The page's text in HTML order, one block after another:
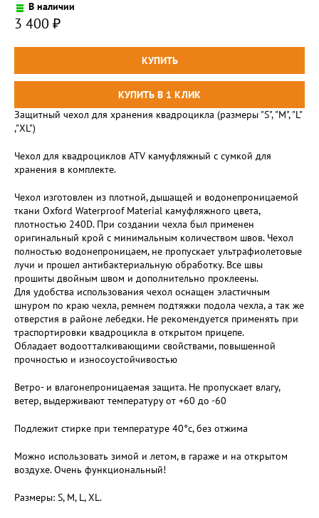
В наличии
3 400 ₽
Защитный чехол для хранения квадроцикла (размеры "S", "М", "L"
,"XL")
Чехол для квадроциклов ATV камуфляжный с сумкой для
хранения в комплекте.
Чехол изготовлен из плотной, дышащей и водонепроницаемой
ткани Oxford Waterproof Material камуфляжного цвета,
плотностью 240D. При создании чехла был применен
оригинальный крой с минимальным количеством швов. Чехол
полностью водонепроницаем, не пропускает ультрафиолетовые
лучи и прошел антибактериальную обработку. Все швы
прошиты двойным швом и дополнительно проклеены.
Для удобства использования чехол оснащен эластичным
шнуром по краю чехла, ремнем подтяжки подола чехла, а так же
отверстия в районе лебедки. Не рекомендуется применять при
траспортировки квадроцикла в открытом прицепе.
Обладает водоотталкивающими свойствами, повышенной
прочностью и износоустойчивостью
Ветро- и влагонепроницаемая защита. Не пропускает влагу,
ветер, выдерживают температуру от +60 до -60
Подлежит стирке при температуре 40°c, без отжима
Можно использовать зимой и летом, в гараже и на открытом
воздухе. Очень функциональный!
Размеры: S, M, L, XL.